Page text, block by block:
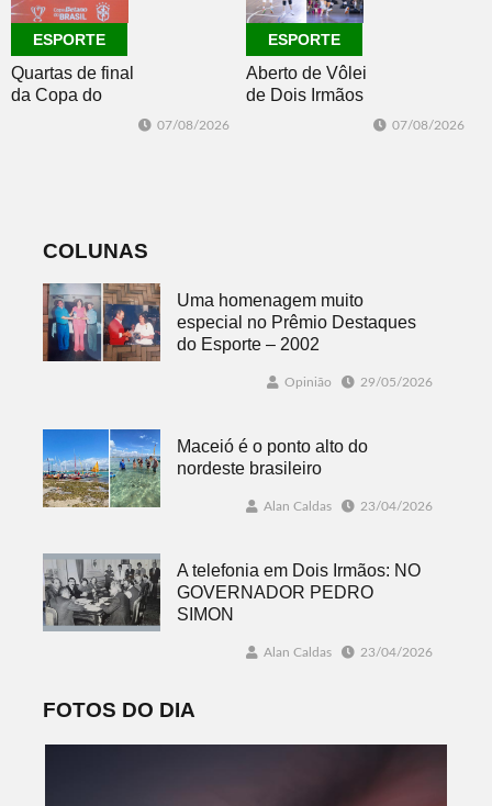
ESPORTE
Quartas de final
da Copa do
Brasil 2026: veja
07/08/2026
ESPORTE
Aberto de Vôlei
de Dois Irmãos
07/08/2026
COLUNAS
Uma homenagem muito
especial no Prêmio Destaques
do Esporte – 2002
Opinião 29/05/2026
Maceió é o ponto alto do
nordeste brasileiro
Alan Caldas 23/04/2026
A telefonia em Dois Irmãos: NO
GOVERNADOR PEDRO
SIMON
Alan Caldas 23/04/2026
FOTOS DO DIA